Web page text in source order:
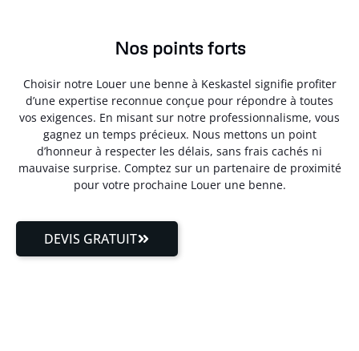
Nos points forts
Choisir notre Louer une benne à Keskastel signifie profiter
d’une expertise reconnue conçue pour répondre à toutes
vos exigences. En misant sur notre professionnalisme, vous
gagnez un temps précieux. Nous mettons un point
d’honneur à respecter les délais, sans frais cachés ni
mauvaise surprise. Comptez sur un partenaire de proximité
pour votre prochaine Louer une benne.
DEVIS GRATUIT